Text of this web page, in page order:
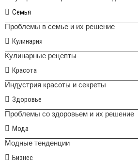
Семья
Проблемы в семье и их решение
Кулинария
Кулинарные рецепты
Красота
Индустрия красоты и секреты
Здоровье
Проблемы со здоровьем и их решение
Мода
Модные тенденции
Бизнес